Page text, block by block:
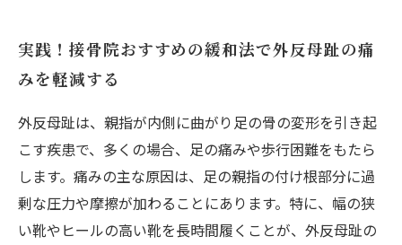
実践！接骨院おすすめの緩和法で外反母趾の痛
みを軽減する
外反母趾は、親指が内側に曲がり足の骨の変形を引き起
こす疾患で、多くの場合、足の痛みや歩行困難をもたら
します。痛みの主な原因は、足の親指の付け根部分に過
剰な圧力や摩擦が加わることにあります。特に、幅の狭
い靴やヒールの高い靴を長時間履くことが、外反母趾の